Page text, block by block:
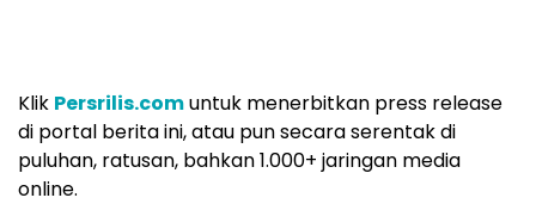
Klik Persrilis.comuntuk menerbitkan press release
di portal berita ini, atau pun secara serentak di
puluhan, ratusan, bahkan 1.000+ jaringan media
online.